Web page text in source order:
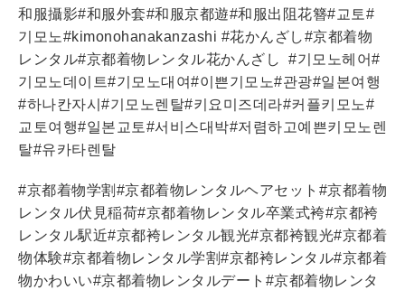
和服攝影#和服外套#和服京都遊#和服出阻花簪#교토#
기모노#kimonohanakanzashi #花かんざし#京都着物
レンタル#京都着物レンタル花かんざし #기모노헤어#
기모노데이트#기모노대여#이쁜기모노#관광#일본여행
#하나칸자시 #기모노렌탈#키요미즈데라#커플키모노#
교토여행#일본교토#서비스대박#저렴하고예쁜키모노렌
탈#유카타렌탈
#京都着物学割 #京都着物レンタルヘアセット #京都着物
レンタル伏見稲荷#京都着物レンタル卒業式袴#京都袴
レンタル駅近#京都袴レンタル観光#京都袴観光#京都着
物体験#京都着物レンタル学割#京都袴レンタル#京都着
物かわいい#京都着物レンタルデート #京都着物レンタ